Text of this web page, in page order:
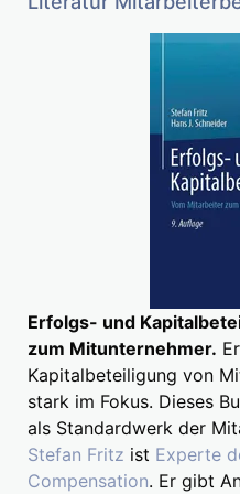
Erfolgs- und
zum Mitunternehmer.
Kapitalbeteiligung von
stark im Fokus. Dieses
als Standardwerk der
Stefan Fritz ist Experte
Compensation. Er gibt